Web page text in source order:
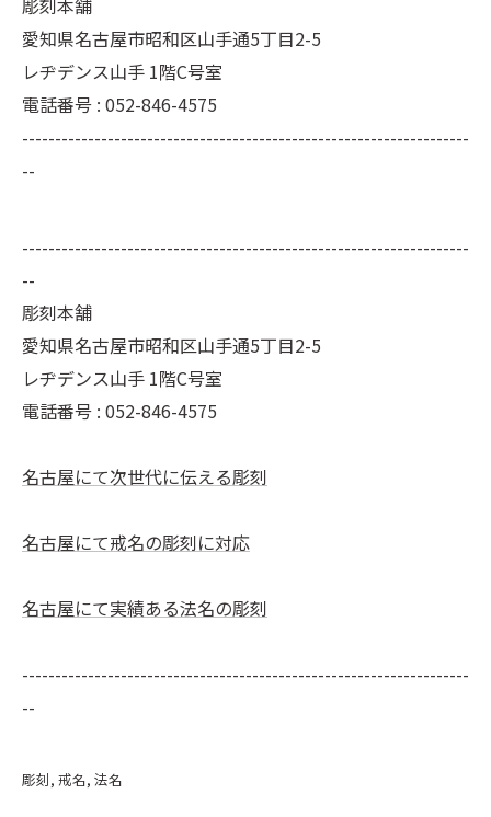
彫刻本舗
愛知県名古屋市昭和区山手通5丁目2-5
レヂデンス山手 1階C号室
電話番号 : 052-846-4575
--------------------------------------------------------------------
--
--------------------------------------------------------------------
--
彫刻本舗
愛知県名古屋市昭和区山手通5丁目2-5
レヂデンス山手 1階C号室
電話番号 : 052-846-4575
名古屋にて次世代に伝える彫刻
名古屋にて戒名の彫刻に対応
名古屋にて実績ある法名の彫刻
--------------------------------------------------------------------
--
彫刻 戒名 法名